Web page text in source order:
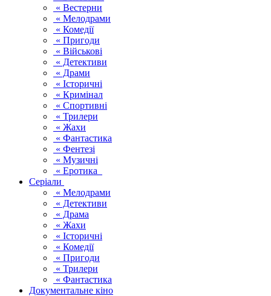
« Вестерни
« Мелодрами
« Комедії
« Пригоди
« Військові
« Детективи
« Драми
« Історичні
« Кримінал
« Спортивні
« Трилери
« Жахи
« Фантастика
« Фентезі
« Музичні
« Еротика
Серіали
« Мелодрами
« Детективи
« Драма
« Жахи
« Історичні
« Комедії
« Пригоди
« Трилери
« Фантастика
Документальне кіно